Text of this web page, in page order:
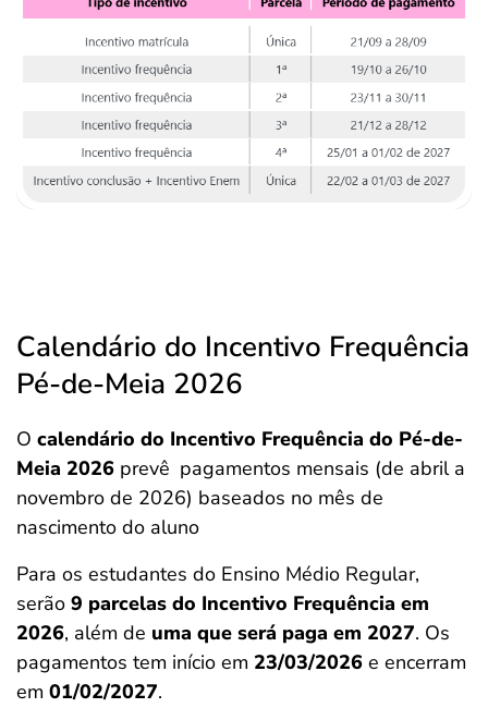
Calendário do Incentivo Frequência
Pé-de-Meia 2026
O calendário do Incentivo Frequência do Pé-de-
Meia 2026 prevê pagamentos mensais (de abril a
novembro de 2026) baseados no mês de
nascimento do aluno
Para os estudantes do Ensino Médio Regular,
serão 9 parcelas do Incentivo Frequência em
2026, além de uma que será paga em 2027. Os
pagamentos tem início em 23/03/2026 e encerram
em 01/02/2027.